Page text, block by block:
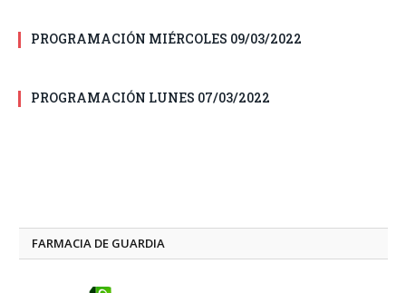
PROGRAMACIÓN MIÉRCOLES 09/03/2022
PROGRAMACIÓN LUNES 07/03/2022
FARMACIA DE GUARDIA